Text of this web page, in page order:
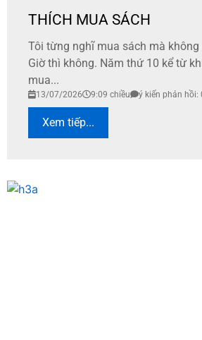
THÍCH MUA SÁCH
Tôi từng nghĩ mua sách mà
Giờ thì không. Năm thứ 10 kể từ
mua...
13/07/2026 9:09 chiều ý kiến phản hồi:
Xem tiếp...